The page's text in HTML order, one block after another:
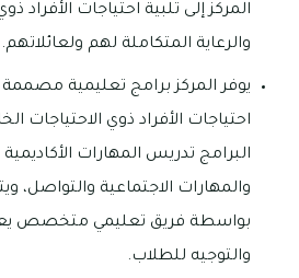
المركز إلى تلبية احتياجات الأفراد
والرعاية المتكاملة لهم ولعائلاتهم.
يوفر المركز برامج تعليمية
احتياجات الأفراد ذوي الاحتياجات
البرامج تدريس المهارات
والمهارات الاجتماعية والتواصل،
بواسطة فريق تعليمي متخصص
والتوجيه للطلاب.